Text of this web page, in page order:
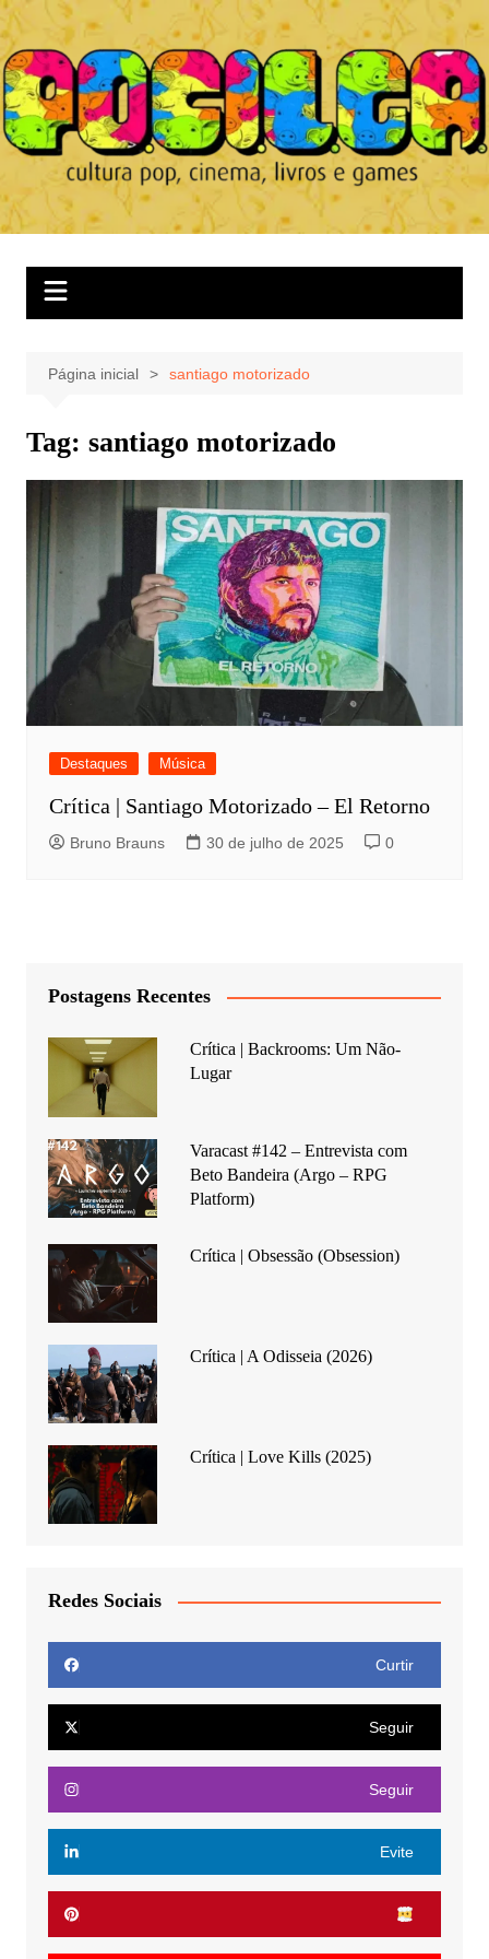
Ir
para
o
conteúdo
Página inicial santiago motorizado
Tag: santiago motorizado
Destaques Música
Crítica | Santiago Motorizado – El Retorno
Bruno Brauns 30 de julho de 2025 0
Postagens Recentes
Crítica | Backrooms: Um Não-
Lugar
Varacast #142 – Entrevista com
Beto Bandeira (Argo – RPG
Platform)
Crítica | Obsessão (Obsession)
Crítica | A Odisseia (2026)
Crítica | Love Kills (2025)
Redes Sociais
Curtir
Seguir
Seguir
Evite